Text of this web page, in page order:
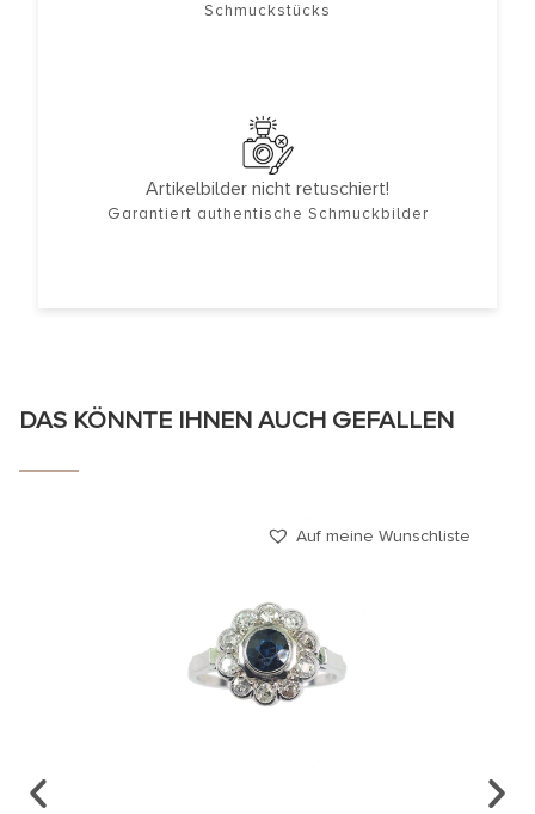
Schmuckstücks
Artikelbilder nicht retuschiert!
Garantiert authentische Schmuckbilder
DAS KÖNNTE IHNEN AUCH GEFALLEN
Auf meine Wunschliste